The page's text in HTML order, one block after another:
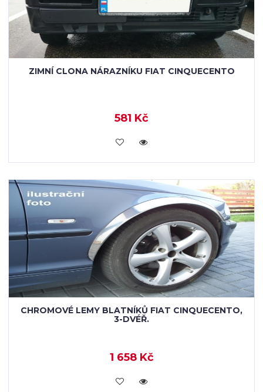
ZIMNÍ CLONA NÁRAZNÍKU FIAT CINQUECENTO
581 Kč
KOUPIT
CHROMOVÉ LEMY BLATNÍKŮ FIAT CINQUECENTO,
3-DVÉŘ.
1 658 Kč
KOUPIT